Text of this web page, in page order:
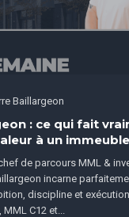
Baillargeon
: ce qui fait
à un immeuble
de parcours MML &
incarne
discipline et
C12 et...